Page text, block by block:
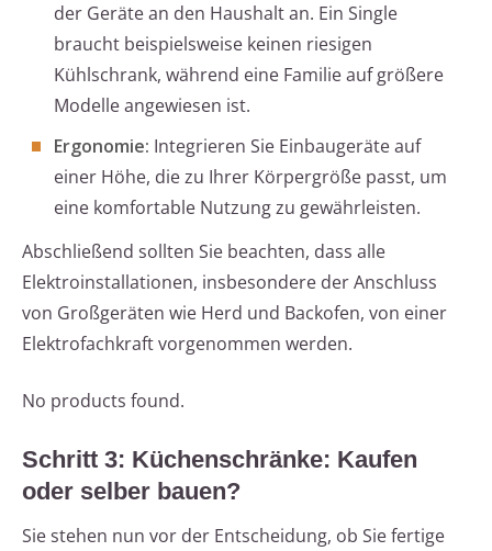
der Geräte an den Haushalt an. Ein Single
braucht beispielsweise keinen riesigen
Kühlschrank, während eine Familie auf größere
Modelle angewiesen ist.
Ergonomie: Integrieren Sie Einbaugeräte auf
einer Höhe, die zu Ihrer Körpergröße passt, um
eine komfortable Nutzung zu gewährleisten.
Abschließend sollten Sie beachten, dass alle
Elektroinstallationen, insbesondere der Anschluss
von Großgeräten wie Herd und Backofen, von einer
Elektrofachkraft vorgenommen werden.
No products found.
Schritt 3: Küchenschränke: Kaufen
oder selber bauen?
Sie stehen nun vor der Entscheidung, ob Sie fertige